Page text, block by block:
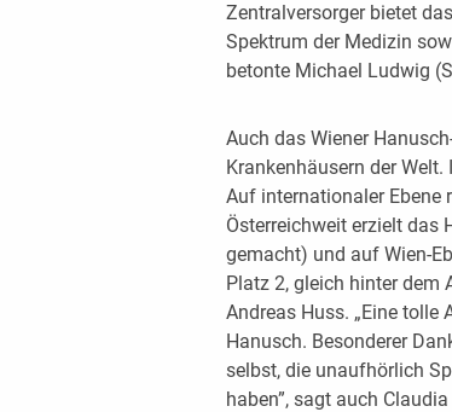
Zentralversorger bietet
Spektrum der Medizin
betonte Michael Ludwig
Auch das Wiener
Krankenhäusern der
Auf internationaler Ebene
Österreichweit erzielt das
gemacht) und auf Wien-
Platz 2, gleich hinter dem
Andreas Huss. „Eine
Hanusch. Besonderer
selbst, die unaufhörlich
haben”, sagt auch